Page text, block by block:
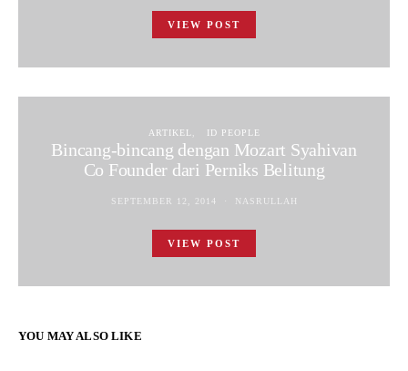
VIEW POST
ARTIKEL ID PEOPLE
Bincang-bincang dengan Mozart Syahivan
Co Founder dari Perniks Belitung
SEPTEMBER 12, 2014 NASRULLAH
VIEW POST
YOU MAY ALSO LIKE